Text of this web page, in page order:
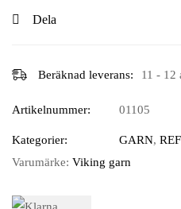
Dela
Beräknad leverans: 11 - 12
Artikelnummer: 01105
Kategorier: GARN,
Varumärke: Viking garn